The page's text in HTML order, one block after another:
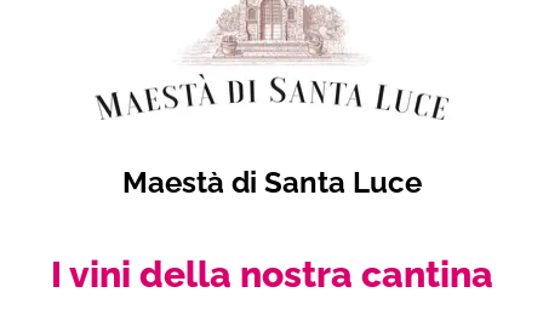
Maestà di Santa Luce
I vini della nostra cantina